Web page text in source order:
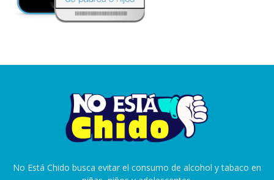
No Está Chido busca evitar el consumo de alcohol y tabaco en